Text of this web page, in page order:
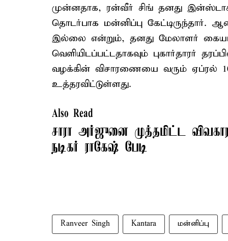
முன்னதாக, ரன்வீர் சிங் தனது
தொடர்பாக மன்னிப்பு கேட்டிருந்தார்.
இல்லை என்றும், தனது மேலாளர்
வெளியிடப்பட்டதாகவும் புகார்தாரர்
வழக்கின் விசாரணையை வரும் ஏப்ரல்
உத்தரவிட்டுள்ளது.
Also Read
சாரா அர்ஜுனை முத்தமிட்ட
நடிகர் ராகேஷ் பேடி
Ranveer Singh Kantara மன்னிப்பு